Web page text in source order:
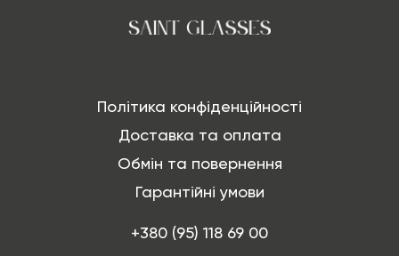
Політика конфіденційності
Доставка та оплата
Обмін та повернення
Гарантійні умови
+380 (95) 118 69 00